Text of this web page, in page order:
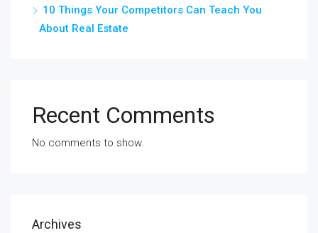
10 Things Your Competitors Can Teach You
About Real Estate
Recent Comments
No comments to show.
Archives